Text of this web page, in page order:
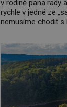
v rodině pana rady
rychle v jedné ze
nemusíme chodit s
republiky fungoval